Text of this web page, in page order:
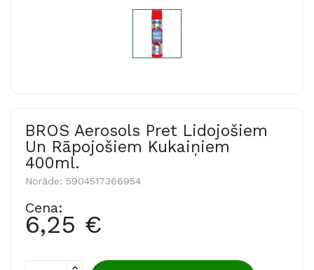
BROS Aerosols Pret Lidojošiem
Un Rāpojošiem Kukaiņiem
400ml.
Norāde: 5904517366954
Cena:
6,25 €